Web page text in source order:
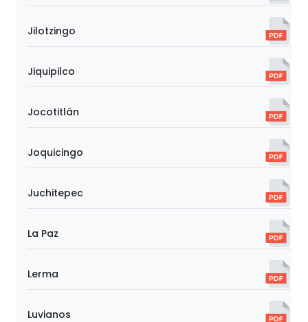
Jilotzingo
Jiquipilco
Jocotitlán
Joquicingo
Juchitepec
La Paz
Lerma
Luvianos